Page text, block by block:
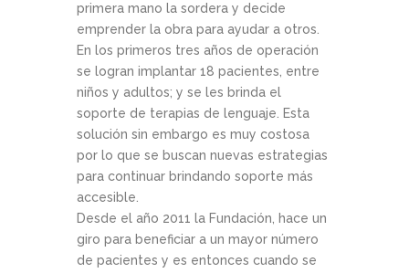
primera mano la sordera y decide
emprender la obra para ayudar a otros.
En los primeros tres años de operación
se logran implantar 18 pacientes, entre
niños y adultos; y se les brinda el
soporte de terapias de lenguaje. Esta
solución sin embargo es muy costosa
por lo que se buscan nuevas estrategias
para continuar brindando soporte más
accesible.
Desde el año 2011 la Fundación, hace un
giro para beneficiar a un mayor número
de pacientes y es entonces cuando se